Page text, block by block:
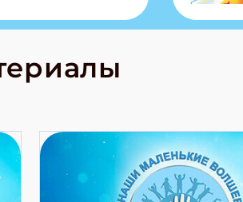
Традиционные
приключения!